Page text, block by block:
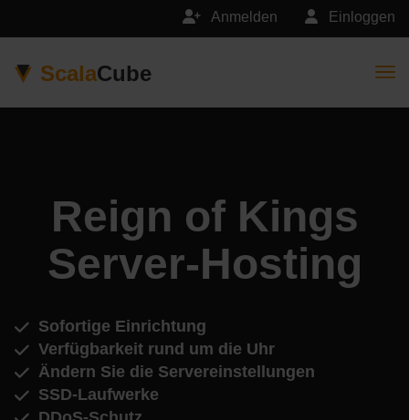
Einloggen
Anmelden
ScalaCube
Reign of Kings
Server-Hosting
Sofortige Einrichtung
Verfügbarkeit rund um die Uhr
Ändern Sie die Servereinstellungen
SSD-Laufwerke